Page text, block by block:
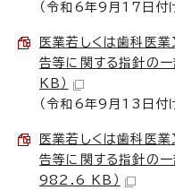
（令和6年9月17日付
医業若しくは歯科医
告等に関する指針の
KB）
（令和6年9月13日付
医業若しくは歯科医
告等に関する指針の
982.6 KB）